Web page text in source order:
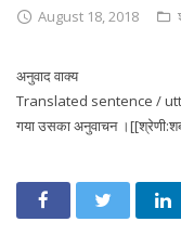
अयोध्या
August 18, 2018
अनुवाद वाक्य
Translated sentence /
गया उसका अनुवाचन